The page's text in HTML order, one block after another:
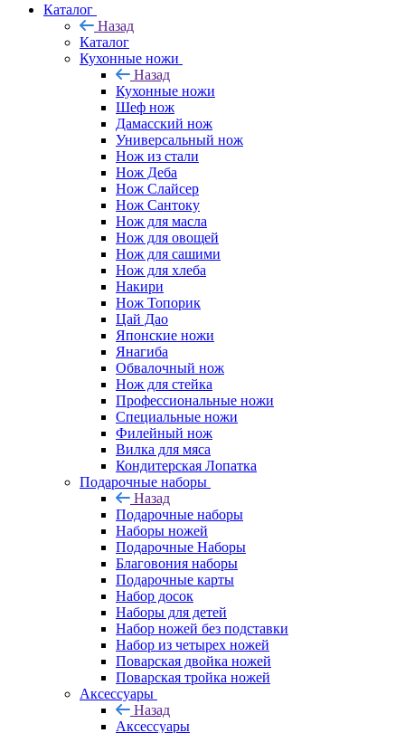
Каталог
Назад
Каталог
Кухонные ножи
Назад
Кухонные ножи
Шеф нож
Дамасский нож
Универсальный нож
Нож из стали
Нож Деба
Нож Слайсер
Нож Сантоку
Нож для масла
Нож для овощей
Нож для сашими
Нож для хлеба
Накири
Нож Топорик
Цай Дао
Японские ножи
Янагиба
Обвалочный нож
Нож для стейка
Профессиональные ножи
Специальные ножи
Филейный нож
Вилка для мяса
Кондитерская Лопатка
Подарочные наборы
Назад
Подарочные наборы
Наборы ножей
Подарочные Наборы
Благовония наборы
Подарочные карты
Набор досок
Наборы для детей
Набор ножей без подставки
Набор из четырех ножей
Поварская двойка ножей
Поварская тройка ножей
Аксессуары
Назад
Аксессуары